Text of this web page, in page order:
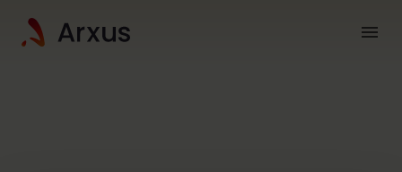
menu